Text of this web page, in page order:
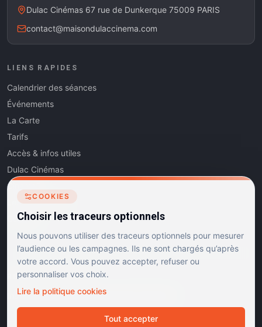
Dulac Cinémas 67 rue de Dunkerque 75009 PARIS
contact@maisondulaccinema.com
LIENS RAPIDES
Calendrier des séances
Événements
La Carte
Tarifs
Accès & infos utiles
Dulac Cinémas
Cinéma5
Les Dits de l'Art
Contact
RÉSEAUX SOCIAUX
Instagram Facebook Linkedin
COOKIES
Choisir les traceurs optionnels
Nous pouvons utiliser des traceurs optionnels pour mesurer
l’audience ou les campagnes. Ils ne sont chargés qu’après
votre accord. Vous pouvez accepter, refuser ou
personnaliser vos choix.
Lire la politique cookies
Tout accepter